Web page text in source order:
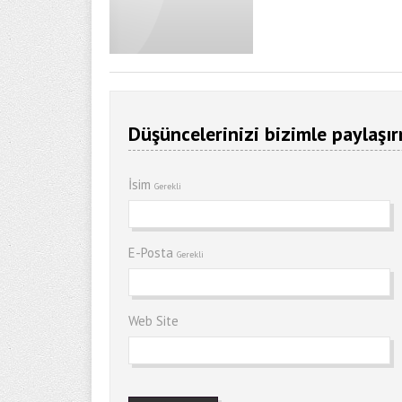
Düşüncelerinizi bizimle
İsim Gerekli
E-Posta Gerekli
Web Site